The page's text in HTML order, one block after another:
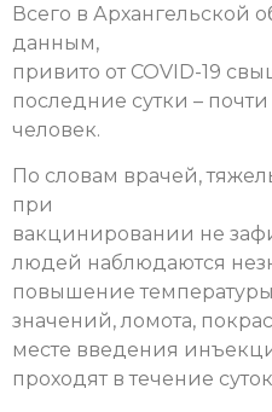
Всего в Архангельской
данным,
привито от COVID-19
последние сутки – почти
человек.
По словам врачей,
при
вакцинировании не
людей наблюдаются
повышение
значений, ломота,
месте введения
проходят в течение